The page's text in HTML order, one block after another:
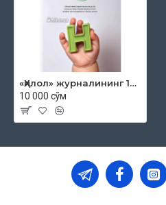
Оиладаги бахт сири
Фаришталар муҳофазасидаги диёр
«Ҳилол» журналининг 12 (69)-сони
10 000 сўм